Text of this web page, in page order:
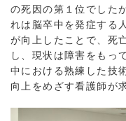
の死因の第１位でした
れは脳卒中を発症する
が向上したことで、死
し、現状は障害をもっ
中における熟練した技
向上をめざす看護師が